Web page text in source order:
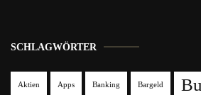
SCHLAGWÖRTER
Aktien Apps Banking Bargeld